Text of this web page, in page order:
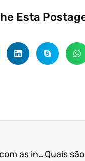
Esta
Cuidado com as incríveis ladrilhos de porcelana estampados em tecido